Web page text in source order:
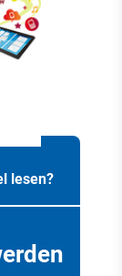
lesen?